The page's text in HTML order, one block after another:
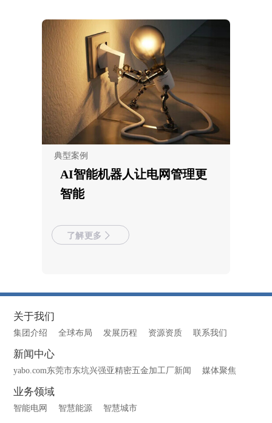
典型案例
AI智能机器人让电网管理更
智能
了解更多
关于我们
集团介绍 全球布局 发展历程 资源资质 联系我们
新闻中心
yabo.com东莞市东坑兴强亚精密五金加工厂新闻 媒体聚焦
业务领域
智能电网 智慧能源 智慧城市